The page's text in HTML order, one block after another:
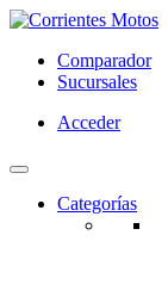
Comparador
Sucursales
Acceder
Categorías